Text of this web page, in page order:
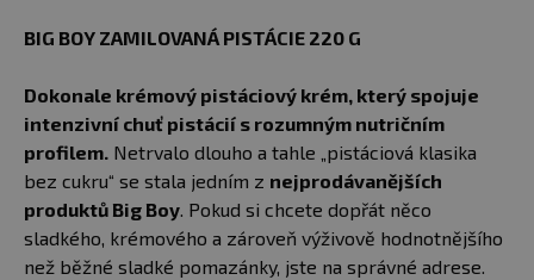
BIG BOY ZAMILOVANÁ PISTÁCIE 220 G
Dokonale krémový pistáciový krém, který spojuje
intenzivní chuť pistácií s rozumným nutričním
profilem. Netrvalo dlouho a tahle „pistáciová klasika
bez cukru“ se stala jedním z nejprodávanějších
produktů Big Boy. Pokud si chcete dopřát něco
sladkého, krémového a zároveň výživově hodnotnějšího
než běžné sladké pomazánky, jste na správné adrese.